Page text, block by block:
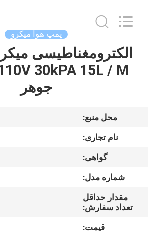
خانه
درباره
کارخانه
کنترل
co.,limited.
پمپ هوا میکرو
الکترومغناطیسی
جوهر
محل منبع:
نام تجاری:
گواهی:
شماره مدل:
مقدار حداقل
تعداد سفارش:
قیمت: